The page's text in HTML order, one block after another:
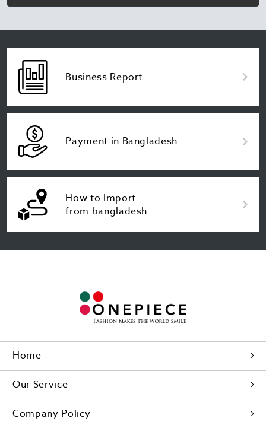
Business Report
Payment in Bangladesh
How to Import
from bangladesh
Home
Our Service
Company Policy